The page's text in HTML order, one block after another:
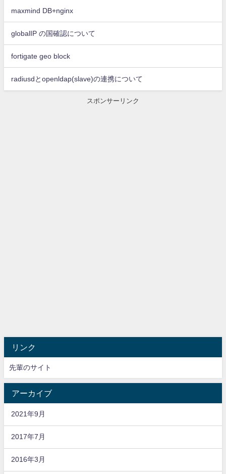
maxmind DB+nginx
globalIP の国確認について
fortigate geo block
radiusdとopenldap(slave)の連携について
スポンサーリンク
リンク
先輩のサイト
アーカイブ
2021年9月
2017年7月
2016年3月